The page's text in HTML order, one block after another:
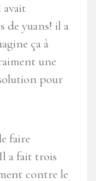
de yuans! il a
ça à
une
pour
faire
a fait trois
contre le